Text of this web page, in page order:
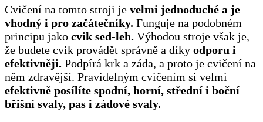
Cvičení na tomto stroji je velmi jednoduché a je
vhodný i pro začátečníky. Funguje na podobném
principu jako cvik sed-leh. Výhodou stroje však je,
že budete cvik provádět správně a díky odporu i
efektivněji. Podpírá krk a záda, a proto je cvičení na
něm zdravější. Pravidelným cvičením si velmi
efektivně posílíte spodní, horní, střední i boční
břišní svaly, pas i zádové svaly.